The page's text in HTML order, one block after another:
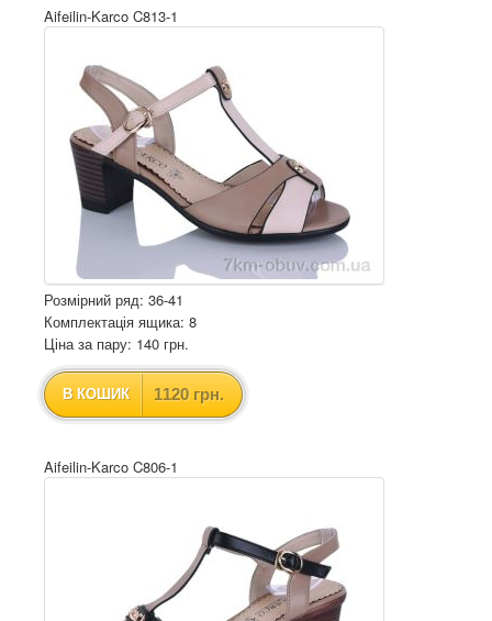
Aifeilin-Karco C813-1
Розмірний ряд: 36-41
Комплектація ящика: 8
Ціна за пару: 140 грн.
В КОШИК 1120 грн.
Aifeilin-Karco C806-1